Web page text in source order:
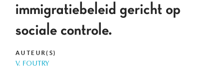
immigratiebeleid gericht op
sociale controle.
AUTEUR(S)
V. FOUTRY